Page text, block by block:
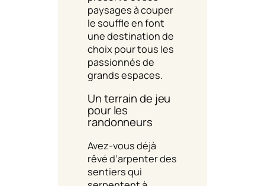
paysages à couper
le souffle en font
une destination de
choix pour tous les
passionnés de
grands espaces.
Un terrain de jeu
pour les
randonneurs
Avez-vous déjà
rêvé d’arpenter des
sentiers qui